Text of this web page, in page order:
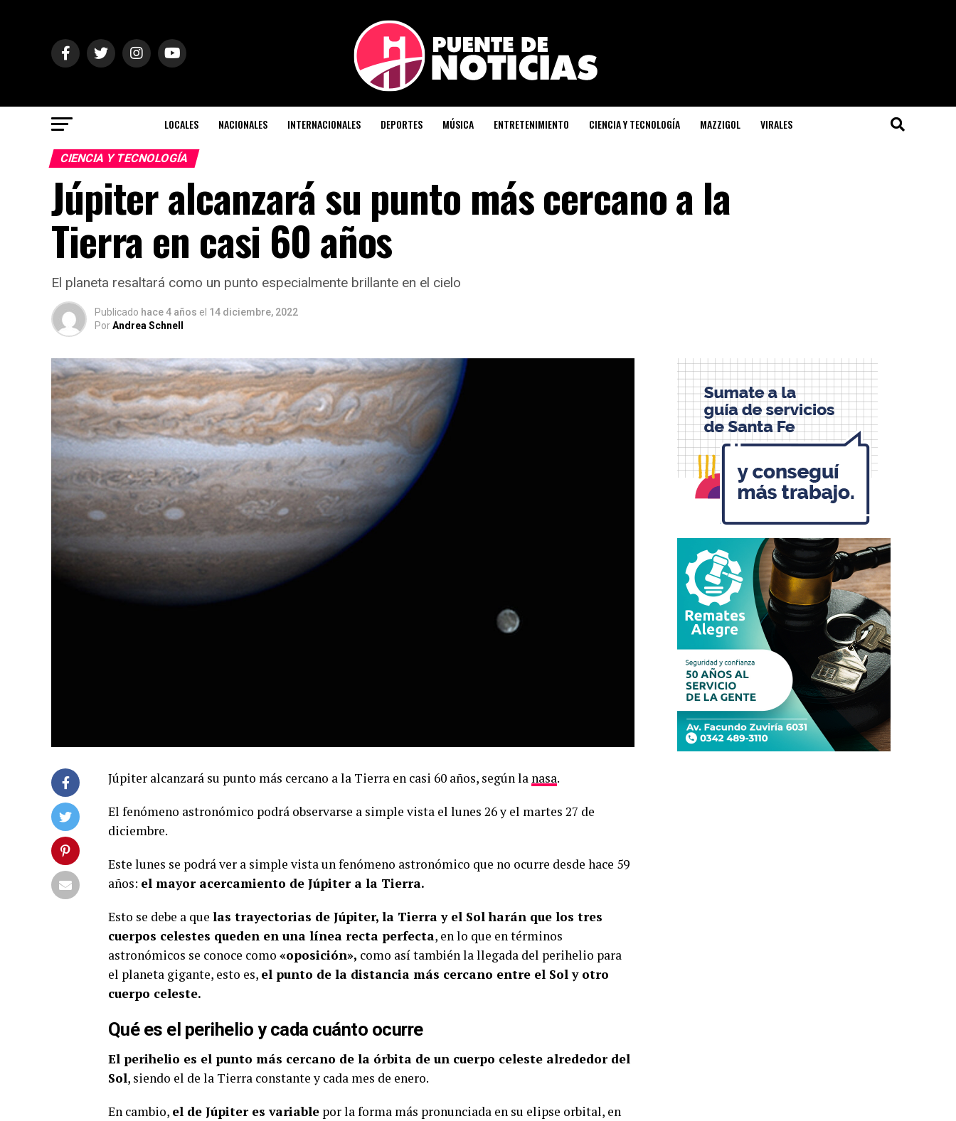
LOCALES NACIONALES INTERNACIONALES DEPORTES MÚSICA ENTRETENIMIENTO CIENCIA Y TECNOLOGÍA MAZZIGOL VIRALES
CIENCIA Y TECNOLOGÍA
Júpiter alcanzará su punto más cercano a la
Tierra en casi 60 años
El planeta resaltará como un punto especialmente brillante en el cielo
Publicado hace 4 años el 14 diciembre, 2022
PorAndrea Schnell
Júpiter alcanzará su punto más cercano a la Tierra en casi 60 años, según la nasa.
El fenómeno astronómico podrá observarse a simple vista el lunes 26 y el martes 27 de
diciembre.
Este lunes se podrá ver a simple vista un fenómeno astronómico que no ocurre desde hace 59
años: el mayor acercamiento de Júpiter a la Tierra.
Esto se debe a que las trayectorias de Júpiter, la Tierra y el Sol harán que los tres
cuerpos celestes queden en una línea recta perfecta, en lo que en términos
astronómicos se conoce como «oposición», como así también la llegada del perihelio para
el planeta gigante, esto es, el punto de la distancia más cercano entre el Sol y otro
cuerpo celeste.
Qué es el perihelio y cada cuánto ocurre
El perihelio es el punto más cercano de la órbita de un cuerpo celeste alrededor del
Sol, siendo el de la Tierra constante y cada mes de enero.
En cambio, el de Júpiter es variable por la forma más pronunciada en su elipse orbital, en